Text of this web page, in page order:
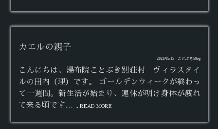
カエルの親子
2023/05/15 - ことぶきBlog
こんにちは、湯布院ことぶき別荘村 ヴィラスタイ
ルの田内（理）です。 ゴールデンウィークが終わっ
て一週間。新生活が始まり、連休が明け身体が疲れ
て来る頃です…
...READ MORE